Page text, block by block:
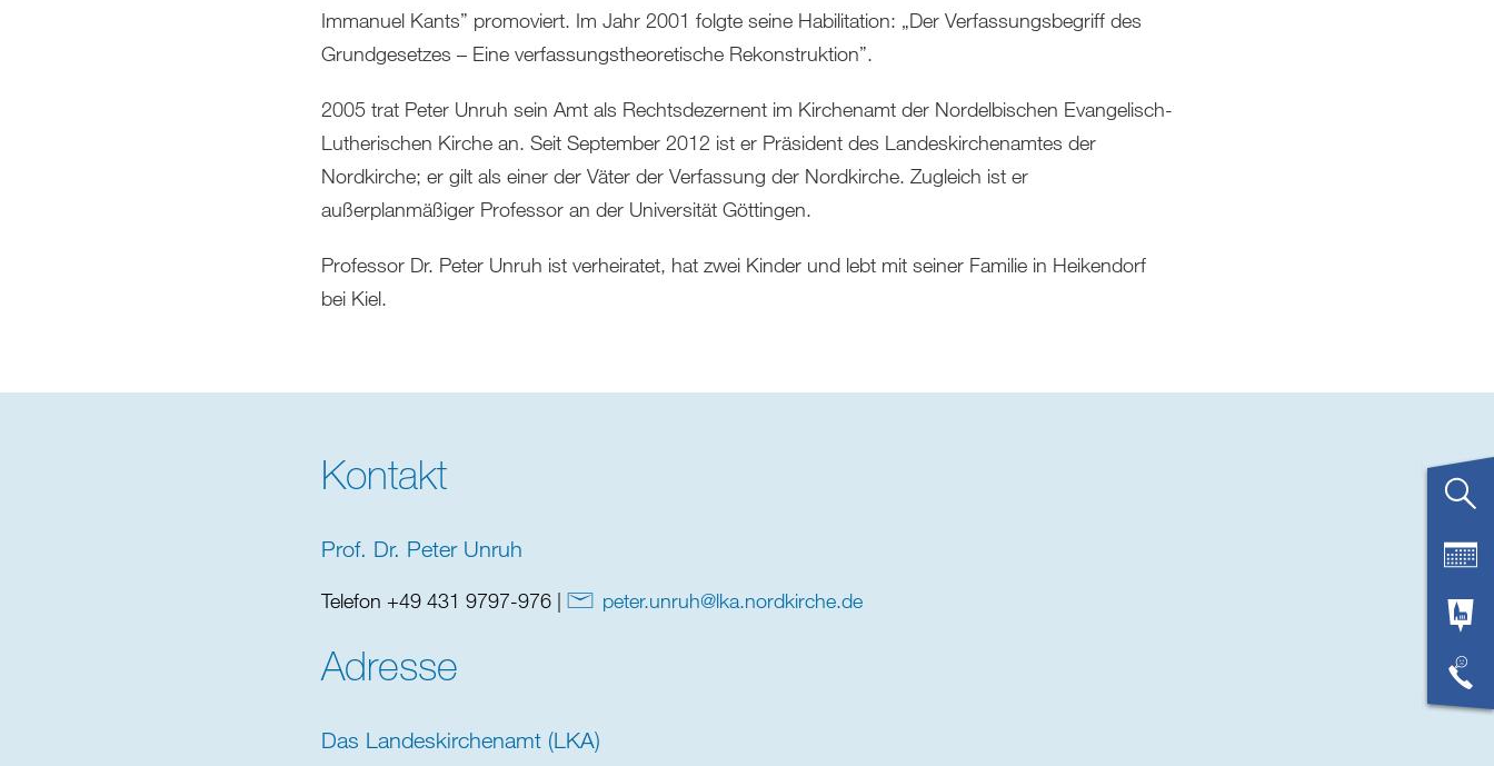
Immanuel Kants” promoviert. Im Jahr 2001 folgte seine Habilitation: „Der Verfassungsbegriff des
Grundgesetzes – Eine verfassungstheoretische Rekonstruktion”.
2005 trat Peter Unruh sein Amt als Rechtsdezernent im Kirchenamt der Nordelbischen Evangelisch-
Lutherischen Kirche an. Seit September 2012 ist er Präsident des Landeskirchenamtes der
Nordkirche; er gilt als einer der Väter der Verfassung der Nordkirche. Zugleich ist er
außerplanmäßiger Professor an der Universität Göttingen.
Professor Dr. Peter Unruh ist verheiratet, hat zwei Kinder und lebt mit seiner Familie in Heikendorf
bei Kiel.
Kontakt
Prof. Dr. Peter Unruh
Telefon +49 431 9797-976 | peter.unruh@lka.nordkirche.de
Adresse
Das Landeskirchenamt (LKA)